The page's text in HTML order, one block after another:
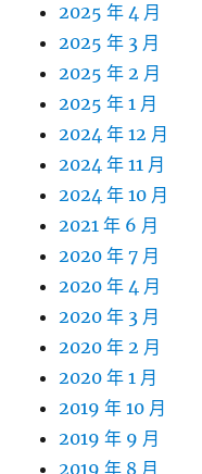
2025 年 4 月
2025 年 3 月
2025 年 2 月
2025 年 1 月
2024 年 12 月
2024 年 11 月
2024 年 10 月
2021 年 6 月
2020 年 7 月
2020 年 4 月
2020 年 3 月
2020 年 2 月
2020 年 1 月
2019 年 10 月
2019 年 9 月
2019 年 8 月